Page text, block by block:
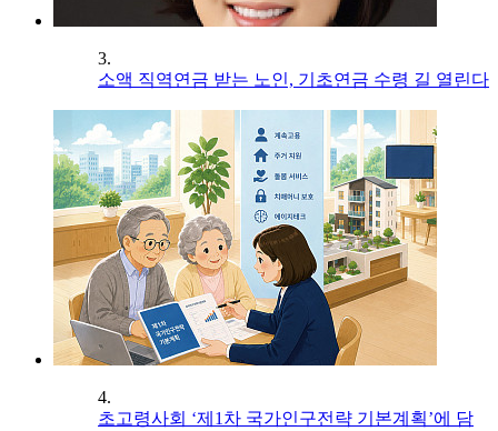
3.
소액 직역연금 받는 노인, 기초연금 수령 길 열린다
4.
초고령사회 ‘제1차 국가인구전략 기본계획’에 담